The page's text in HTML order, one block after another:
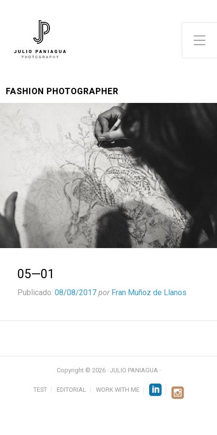
Alternar el menú lateral
FASHION PHOTOGRAPHER
05—01
Publicado: 08/08/2017 por Fran Muñoz de Llanos
Copyright © 2026 · JULIO PANIAGUA ·
TEST EDITORIAL WORK WITH ME